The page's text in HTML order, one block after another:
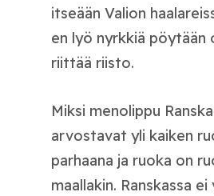
itseään Valion
en lyö nyrkkiä pöytään
riittää riisto.
Miksi menolippu
arvostavat yli kaiken
parhaana ja ruoka on
maallakin. Ranskassa